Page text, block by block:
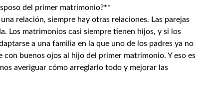
del primer matrimonio?**
relación, siempre hay otras relaciones. Las parejas
Los matrimonios casi siempre tienen hijos, y si los
a una familia en la que uno de los padres ya no
con buenos ojos al hijo del primer matrimonio. Y eso es
averiguar cómo arreglarlo todo y mejorar las